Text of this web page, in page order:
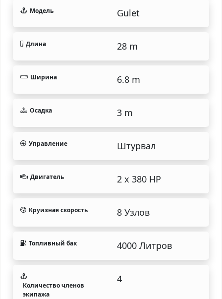
Модель Gulet
Длина 28 m
Ширина 6.8 m
Осадка 3 m
Управление Штурвал
Двигатель 2 x 380 HP
Круизная скорость 8 Узлов
Топливный бак 4000 Литров
Количество членов
экипажа
4